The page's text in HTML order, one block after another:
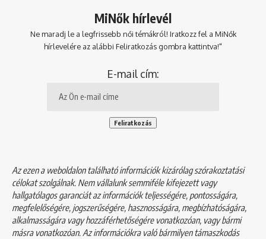
MiNők hírlevél
Ne maradj le a legfrissebb női témákról! Iratkozz fel a MiNők
hírlevelére az alábbi Feliratkozás gombra kattintva!"
E-mail cím:
Az ezen a weboldalon található információk kizárólag szórakoztatási
célokat szolgálnak. Nem vállalunk semmiféle kifejezett vagy
hallgatólagos garanciát az információk teljességére, pontosságára,
megfelelőségére, jogszerűségére, hasznosságára, megbízhatóságára,
alkalmasságára vagy hozzáférhetőségére vonatkozóan, vagy bármi
másra vonatkozóan. Az információkra való bármilyen támaszkodás